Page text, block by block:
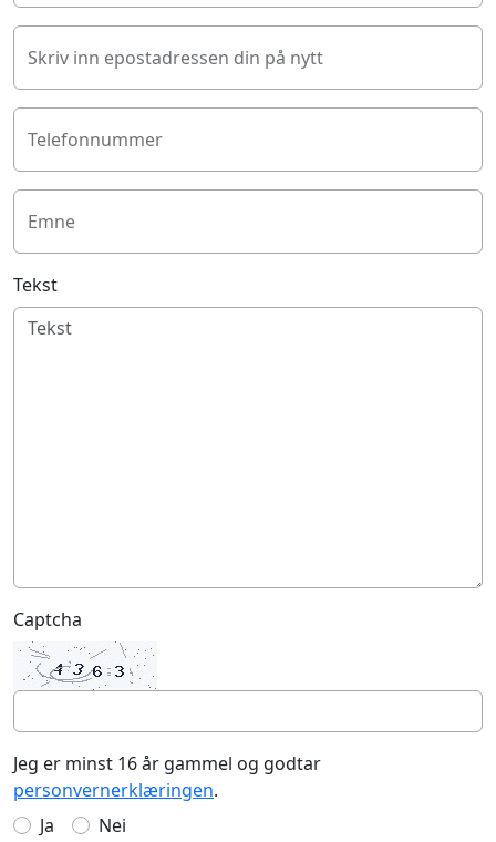
Skriv inn epostadressen din på nytt
Telefonnummer
Emne
Tekst
Captcha
Jeg er minst 16 år gammel og godtar
personvernerklæringen.
Ja
Nei